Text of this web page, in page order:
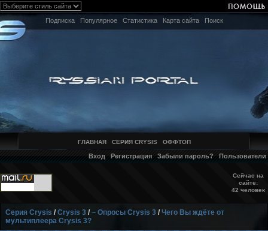
Подписка Популярное Статистика Карта сайта Поиск
ГЛАВНАЯ СЕРИЯ CRYSIS ОФФТОП
Вход Регистрация Забыли пароль? Пользователи
Сейчас на
сайте:
42 человек
Серия Crysis /Crysis 3 /~ Опросы Crysis 3 /Чего Вы ждёте от
мультиплеера Crysis 3?